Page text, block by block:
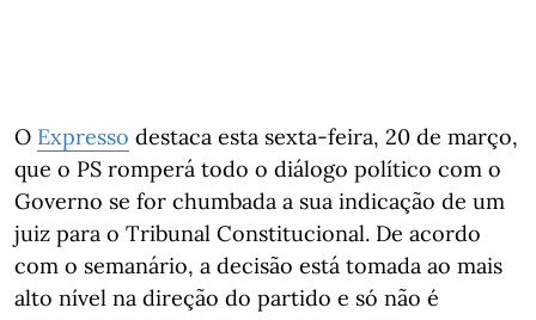
O Expresso destaca esta sexta-feira, 20 de março,
que o PS romperá todo o diálogo político com o
Governo se for chumbada a sua indicação de um
juiz para o Tribunal Constitucional. De acordo
com o semanário, a decisão está tomada ao mais
alto nível na direção do partido e só não é